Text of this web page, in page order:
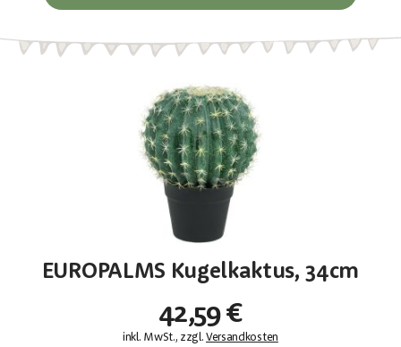
EUROPALMS Kugelkaktus, 34cm
42,59 €
inkl. MwSt., zzgl.Versandkosten